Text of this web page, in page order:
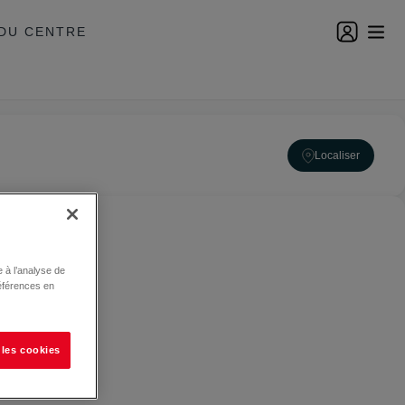
CENTRE
Localiser
l’analyse de
en
cookies